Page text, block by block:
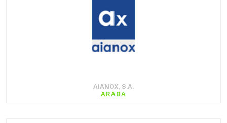
AIANOX, S.A.
ARABA